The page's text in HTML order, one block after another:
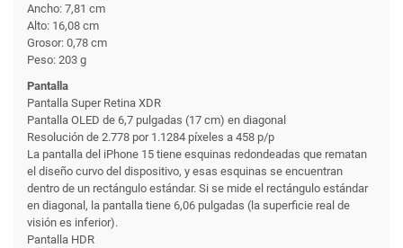
Ancho: 7,81 cm
Alto: 16,08 cm
Grosor: 0,78 cm
Peso: 203 g
Pantalla
Pantalla Super Retina XDR
Pantalla OLED de 6,7 pulgadas (17 cm) en diagonal
Resolución de 2.778 por 1.1284 píxeles a 458 p/p
La pantalla del iPhone 15 tiene esquinas redondeadas que rematan
el diseño curvo del dispositivo, y esas esquinas se encuentran
dentro de un rectángulo estándar. Si se mide el rectángulo estándar
en diagonal, la pantalla tiene 6,06 pulgadas (la superficie real de
visión es inferior).
Pantalla HDR